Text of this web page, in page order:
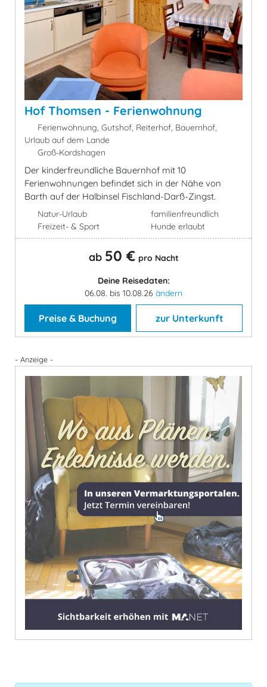
Hof Thomsen - Ferienwohnung
Ferienwohnung, Gutshof, Reiterhof, Bauernhof,
Urlaub auf dem Lande
Groß-Kordshagen
Der kinderfreundliche Bauernhof mit 10
Ferienwohnungen befindet sich in der Nähe von
Barth auf der Halbinsel Fischland-Darß-Zingst.
Natur-Urlaub
Freizeit- & Sport
familienfreundlich
Hunde erlaubt
ab 50 € pro Nacht
Deine Reisedaten:
06.08. bis 10.08.26 ändern
Preise & Buchung zur Unterkunft
- Anzeige -